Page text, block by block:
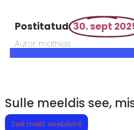
Postitatud:30. sept
Autor: mathias
Sulle meeldis see,
Telli meilt veebileht